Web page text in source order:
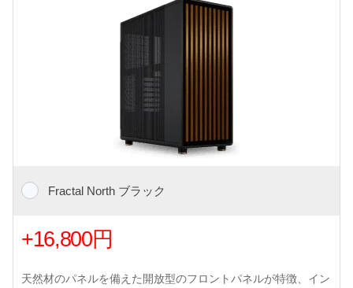
Fractal North ブラック
+16,800円
天然材のパネルを備えた開放型のフロントパネルが特徴、イン